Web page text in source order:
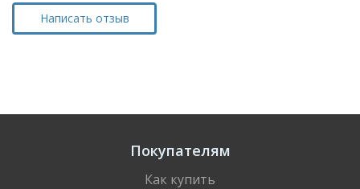
Написать отзыв
Покупателям
Как купить